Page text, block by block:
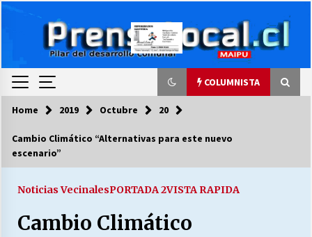
COLUMNISTA
COLUMNISTA
03/08/2026
LA DC POR SIEMPRE.RECORDANDO 69 AÑOS DE
Home 2019 Octubre 20
Cambio Climático “Alternativas para este nuevo
escenario”
Noticias VecinalesPORTADA 2VISTA RAPIDA
Cambio Climático